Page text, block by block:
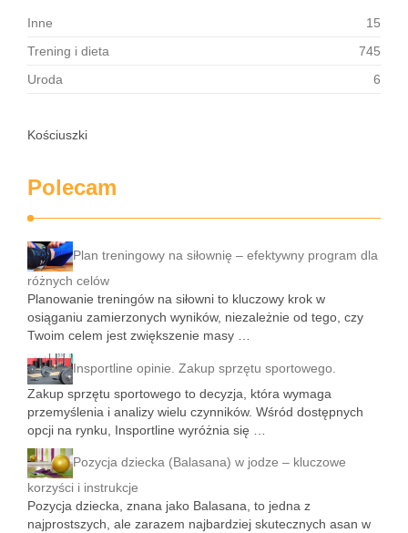
Inne
15
Trening i dieta
745
Uroda
6
Kościuszki
Polecam
Plan treningowy na siłownię – efektywny program dla
różnych celów
Planowanie treningów na siłowni to kluczowy krok w
osiąganiu zamierzonych wyników, niezależnie od tego, czy
Twoim celem jest zwiększenie masy …
Insportline opinie. Zakup sprzętu sportowego.
Zakup sprzętu sportowego to decyzja, która wymaga
przemyślenia i analizy wielu czynników. Wśród dostępnych
opcji na rynku, Insportline wyróżnia się …
Pozycja dziecka (Balasana) w jodze – kluczowe
korzyści i instrukcje
Pozycja dziecka, znana jako Balasana, to jedna z
najprostszych, ale zarazem najbardziej skutecznych asan w